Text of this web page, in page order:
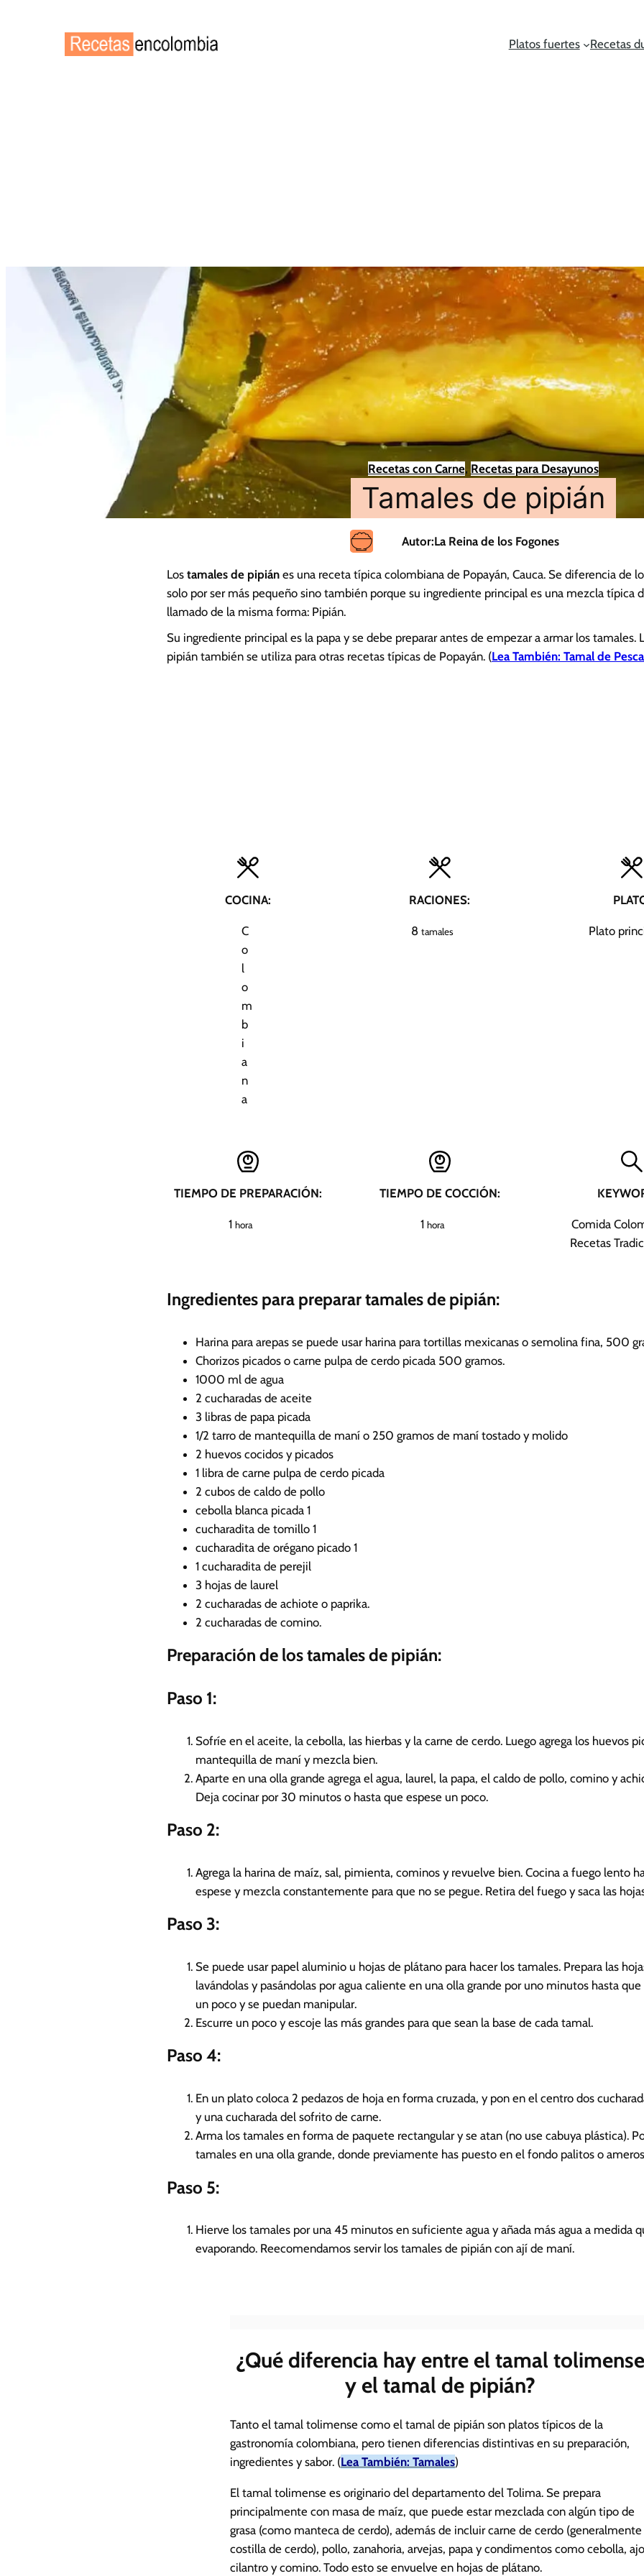
Platos fuertes Recetas
Recetas con Carne, Recetas para Desayunos
Tamales de pipián
Autor:La Reina de los Fogones
Los tamales de pipián es una receta típica colombiana de Popayán, Cauca. Se diferencia de
solo por ser más pequeño sino también porque su ingrediente principal es una mezcla típica
llamado de la misma forma: Pipián.
Su ingrediente principal es la papa y se debe preparar antes de empezar a armar los tamales.
pipián también se utiliza para otras recetas típicas de Popayán. (Lea También: Tamal de
COCINA:
C
o
l
o
m
b
i
a
n
a
RACIONES:
8 tamales Plato
TIEMPO DE PREPARACIÓN:
1hhora
TIEMPO DE COCCIÓN:
1hhora
Comida
Recetas
Ingredientes para preparar tamales de pipián:
Harina para arepas se puede usar harina para tortillas mexicanas o semolina fina, 500
Chorizos picados o carne pulpa de cerdo picada 500 gramos.
1000 ml de agua
2 cucharadas de aceite
3 libras de papa picada
1/2 tarro de mantequilla de maní o 250 gramos de maní tostado y molido
2 huevos cocidos y picados
1 libra de carne pulpa de cerdo picada
2 cubos de caldo de pollo
cebolla blanca picada 1
cucharadita de tomillo 1
cucharadita de orégano picado 1
1 cucharadita de perejil
3 hojas de laurel
2 cucharadas de achiote o paprika.
2 cucharadas de comino.
Preparación de los tamales de pipián:
Paso 1:
Sofríe en el aceite, la cebolla, las hierbas y la carne de cerdo. Luego agrega los huevos
mantequilla de maní y mezcla bien.
Aparte en una olla grande agrega el agua, laurel, la papa, el caldo de pollo, comino y
Deja cocinar por 30 minutos o hasta que espese un poco.
Paso 2:
Agrega la harina de maíz, sal, pimienta, cominos y revuelve bien. Cocina a fuego lento
espese y mezcla constantemente para que no se pegue. Retira del fuego y saca las
Paso 3:
Se puede usar papel aluminio u hojas de plátano para hacer los tamales. Prepara las
lavándolas y pasándolas por agua caliente en una olla grande por uno minutos hasta
un poco y se puedan manipular.
Escurre un poco y escoje las más grandes para que sean la base de cada tamal.
Paso 4:
En un plato coloca 2 pedazos de hoja en forma cruzada, y pon en el centro dos
y una cucharada del sofrito de carne.
Arma los tamales en forma de paquete rectangular y se atan (no use cabuya plástica).
tamales en una olla grande, donde previamente has puesto en el fondo palitos o
Paso 5:
Hierve los tamales por una 45 minutos en suficiente agua y añada más agua a medida
evaporando. Reecomendamos servir los tamales de pipián con ají de maní.
¿Qué diferencia hay entre el tamal tolimense
y el tamal de pipián?
Tanto el tamal tolimense como el tamal de pipián son platos típicos de la
gastronomía colombiana, pero tienen diferencias distintivas en su preparación,
ingredientes y sabor. (Lea También: Tamales)
El tamal tolimense es originario del departamento del Tolima. Se prepara
principalmente con masa de maíz, que puede estar mezclada con algún tipo de
grasa (como manteca de cerdo), además de incluir carne de cerdo (generalmente
costilla de cerdo), pollo, zanahoria, arvejas, papa y condimentos como cebolla,
cilantro y comino. Todo esto se envuelve en hojas de plátano.